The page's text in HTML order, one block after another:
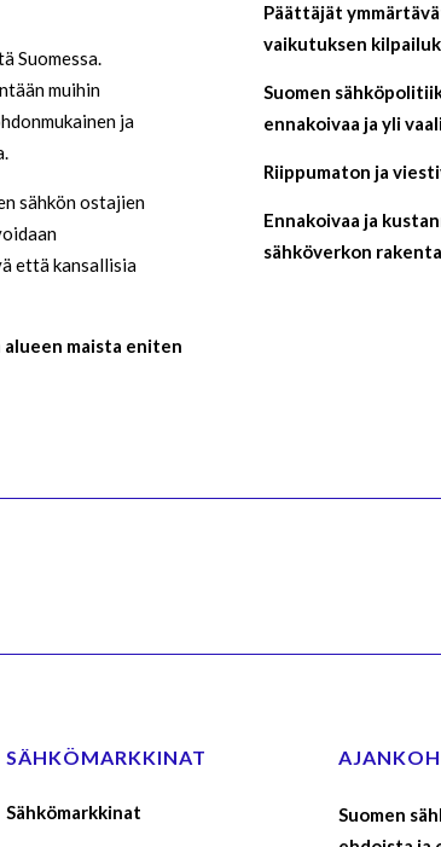
Suomessa.
muihin
ja
sähkön ostajien
että kansallisia
maista eniten
Päättäjät
vaikutuksen
Suomen
ennakoivaa ja yli
Riippumaton ja
Ennakoivaa ja
sähköverkon
SÄHKÖMARKKINAT
Sähkömarkkinat
Suomen